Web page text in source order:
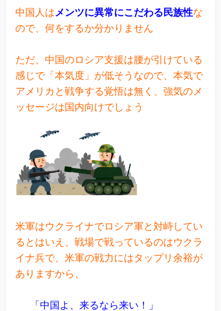
中国人は メンツに異常にこだわる民族性な
ので、何をするか分かりません
ただ、中国のロシア支援は腰が引けている
感じで「本気度」が低そうなので、本気で
アメリカと戦争する覚悟は無く、強気のメ
ッセージは国内向けでしょう
米軍はウクライナでロシア軍と対峙してい
るとはいえ、戦場で戦っているのはウクラ
イナ兵で、米軍の戦力にはタップリ余裕が
ありますから、
「中国よ、来るなら来い！」